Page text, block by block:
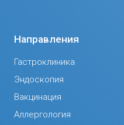
Направления
Гастроклиника
Эндоскопия
Вакцинация
Аллергология